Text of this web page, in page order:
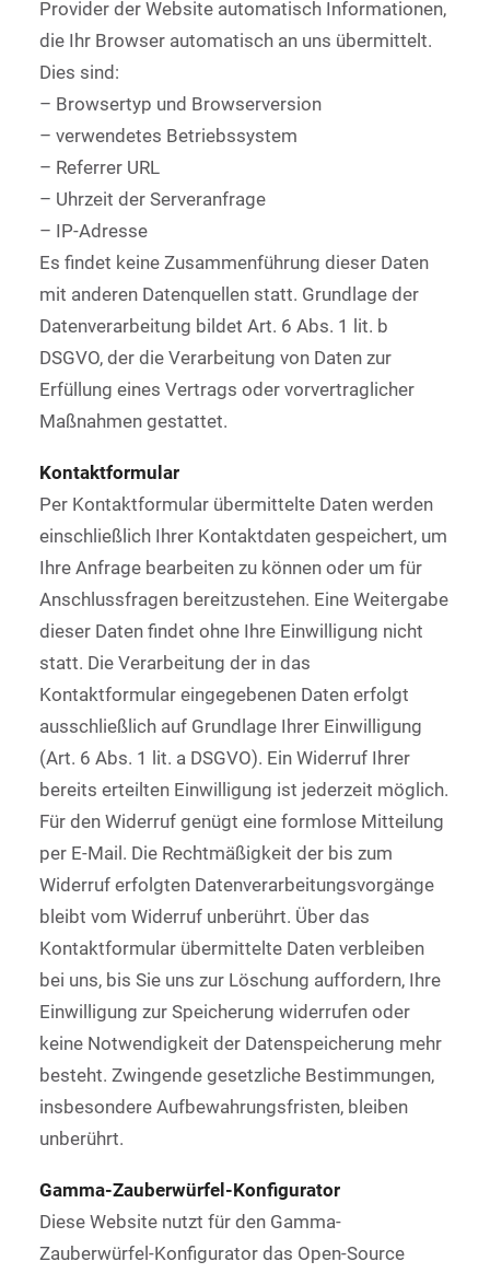
Provider der Website automatisch Informationen,
die Ihr Browser automatisch an uns übermittelt.
Dies sind:
– Browsertyp und Browserversion
– verwendetes Betriebssystem
– Referrer URL
– Uhrzeit der Serveranfrage
– IP-Adresse
Es findet keine Zusammenführung dieser Daten
mit anderen Datenquellen statt. Grundlage der
Datenverarbeitung bildet Art. 6 Abs. 1 lit. b
DSGVO, der die Verarbeitung von Daten zur
Erfüllung eines Vertrags oder vorvertraglicher
Maßnahmen gestattet.
Kontaktformular
Per Kontaktformular übermittelte Daten werden
einschließlich Ihrer Kontaktdaten gespeichert, um
Ihre Anfrage bearbeiten zu können oder um für
Anschlussfragen bereitzustehen. Eine Weitergabe
dieser Daten findet ohne Ihre Einwilligung nicht
statt. Die Verarbeitung der in das
Kontaktformular eingegebenen Daten erfolgt
ausschließlich auf Grundlage Ihrer Einwilligung
(Art. 6 Abs. 1 lit. a DSGVO). Ein Widerruf Ihrer
bereits erteilten Einwilligung ist jederzeit möglich.
Für den Widerruf genügt eine formlose Mitteilung
per E-Mail. Die Rechtmäßigkeit der bis zum
Widerruf erfolgten Datenverarbeitungsvorgänge
bleibt vom Widerruf unberührt. Über das
Kontaktformular übermittelte Daten verbleiben
bei uns, bis Sie uns zur Löschung auffordern, Ihre
Einwilligung zur Speicherung widerrufen oder
keine Notwendigkeit der Datenspeicherung mehr
besteht. Zwingende gesetzliche Bestimmungen,
insbesondere Aufbewahrungsfristen, bleiben
unberührt.
Gamma-Zauberwürfel-Konfigurator
Diese Website nutzt für den Gamma-
Zauberwürfel-Konfigurator das Open-Source